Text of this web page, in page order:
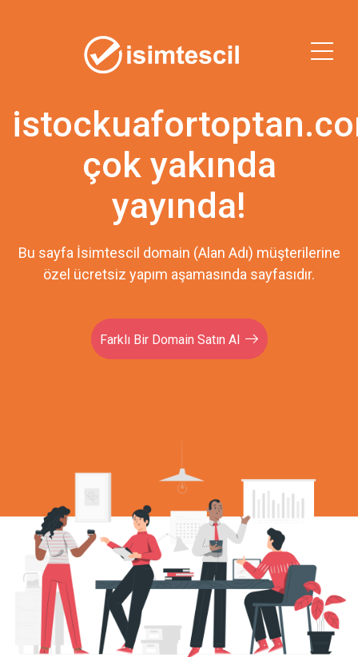
çok yakında
yayında!
Bu sayfa İsimtescil domain (Alan Adı) müşterilerine
özel ücretsiz yapım aşamasında sayfasıdır.
Farklı Bir Domain Satın Al